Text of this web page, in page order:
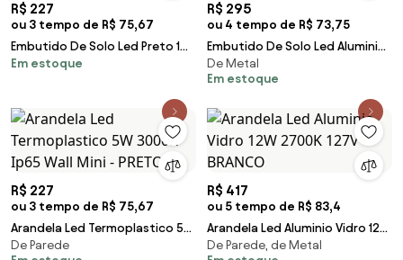
R$ 227
ou 3 tempo de R$ 75,67
Embutido De Solo Led Preto 1W
Ip67 360 3000K Way
Em estoque
R$ 295
ou 4 tempo de R$ 73,75
Embutido De Solo Led Aluminio
Preto 5W 3000K Ip67 Focco
De Metal
Em estoque
R$ 227
ou 3 tempo de R$ 75,67
Arandela Led Termoplastico 5W
3000K Ip65 Wall Mini - PRETO
De Parede
R$ 417
ou 5 tempo de R$ 83,4
Arandela Led Aluminio Vidro 12W
2700K 127V - BRANCO
De Parede, de Metal